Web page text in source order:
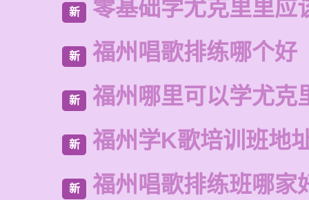
新 零基础学尤克里里应
新 福州唱歌排练哪个好
新 福州哪里可以学尤克
新 福州学K歌培训班地
新 福州唱歌排练班哪家